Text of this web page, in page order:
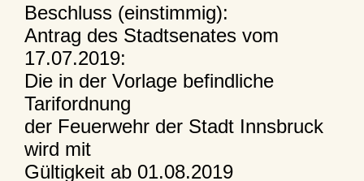
Beschluss (einstimmig):
Antrag des Stadtsenates vom
17.07.2019:
Die in der Vorlage befindliche
Tarifordnung
der Feuerwehr der Stadt Innsbruck
wird mit
Gültigkeit ab 01.08.2019